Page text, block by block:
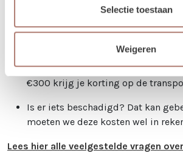
Selectie toestaan
Weigeren
echter pas definitief na betaling.
Je kunt de items laten bezorgen of
Kies je voor bezorging? Bij een
€300 krijg je korting op de
Is er iets beschadigd? Dat kan
moeten we deze kosten wel in
Lees hier alle veelgestelde vragen